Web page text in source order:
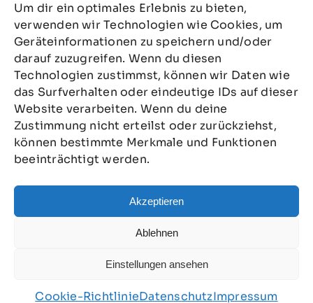
Um dir ein optimales Erlebnis zu bieten,
verwenden wir Technologien wie Cookies, um
Geräteinformationen zu speichern und/oder
darauf zuzugreifen. Wenn du diesen
Technologien zustimmst, können wir Daten wie
das Surfverhalten oder eindeutige IDs auf dieser
Website verarbeiten. Wenn du deine
Zustimmung nicht erteilst oder zurückziehst,
können bestimmte Merkmale und Funktionen
beeinträchtigt werden.
Akzeptieren
Ablehnen
Einstellungen ansehen
Cookie-RichtlinieDatenschutzImpressum
News
Kurse
Über uns
Kontakt
Externe Kurse
Impressum
Cookie-Richtlinie (EU)